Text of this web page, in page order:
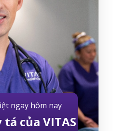
ngay hôm nay
của VITAS